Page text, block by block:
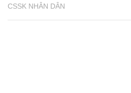
CSSK NHÂN DÂN